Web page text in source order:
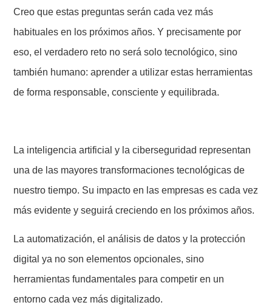
Creo que estas preguntas serán cada vez más
habituales en los próximos años. Y precisamente por
eso, el verdadero reto no será solo tecnológico, sino
también humano: aprender a utilizar estas herramientas
de forma responsable, consciente y equilibrada.
La inteligencia artificial y la ciberseguridad representan
una de las mayores transformaciones tecnológicas de
nuestro tiempo. Su impacto en las empresas es cada vez
más evidente y seguirá creciendo en los próximos años.
La automatización, el análisis de datos y la protección
digital ya no son elementos opcionales, sino
herramientas fundamentales para competir en un
entorno cada vez más digitalizado.